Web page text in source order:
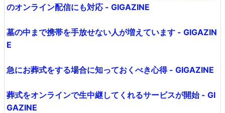
のオンライン配信にも対応 - GIGAZINE
墓の中まで携帯を手放せない人が増えています - GIGAZIN
E
急にお葬式をする場合に知っておくべき心得 - GIGAZINE
葬式をオンラインで生中継してくれるサービスが開始 - GI
GAZINE